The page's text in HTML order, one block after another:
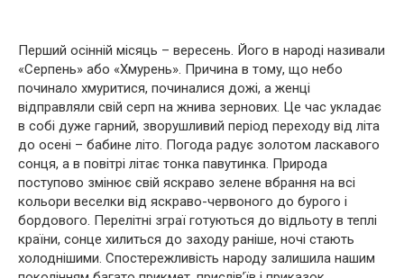
Перший осінній місяць – вересень. Його в народі називали
«Серпень» або «Хмурень». Причина в тому, що небо
починало хмуритися, починалися дожі, а женці
відправляли свій серп на жнива зернових. Це час укладає
в собі дуже гарний, зворушливий період переходу від літа
до осені – бабине літо. Погода радує золотом ласкавого
сонця, а в повітрі літає тонка павутинка. Природа
поступово змінює свій яскраво зелене вбрання на всі
кольори веселки від яскраво-червоного до бурого і
бордового. Перелітні зграї готуються до відльоту в теплі
країни, сонце хилиться до заходу раніше, ночі стають
холоднішими. Спостережливість народу залишила нашим